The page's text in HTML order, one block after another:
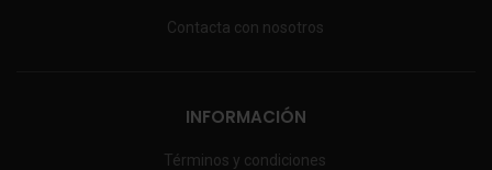
Contacta con nosotros
INFORMACIÓN
Términos y condiciones